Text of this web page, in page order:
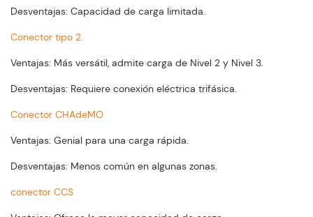
Desventajas: Capacidad de carga limitada.
Conector tipo 2
Ventajas: Más versátil, admite carga de Nivel 2 y Nivel 3.
Desventajas: Requiere conexión eléctrica trifásica.
Conector CHAdeMO
Ventajas: Genial para una carga rápida.
Desventajas: Menos común en algunas zonas.
conector CCS